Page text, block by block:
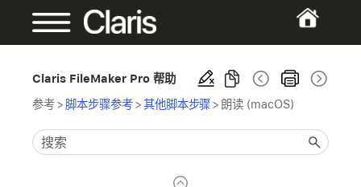
Claris FileMaker Pro 帮助
参考> 脚本步骤参考>其他脚本步骤> 朗读 (macOS)